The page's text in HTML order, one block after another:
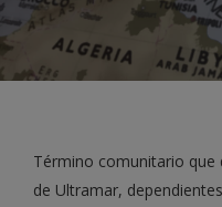
Término comunitario que
de Ultramar,